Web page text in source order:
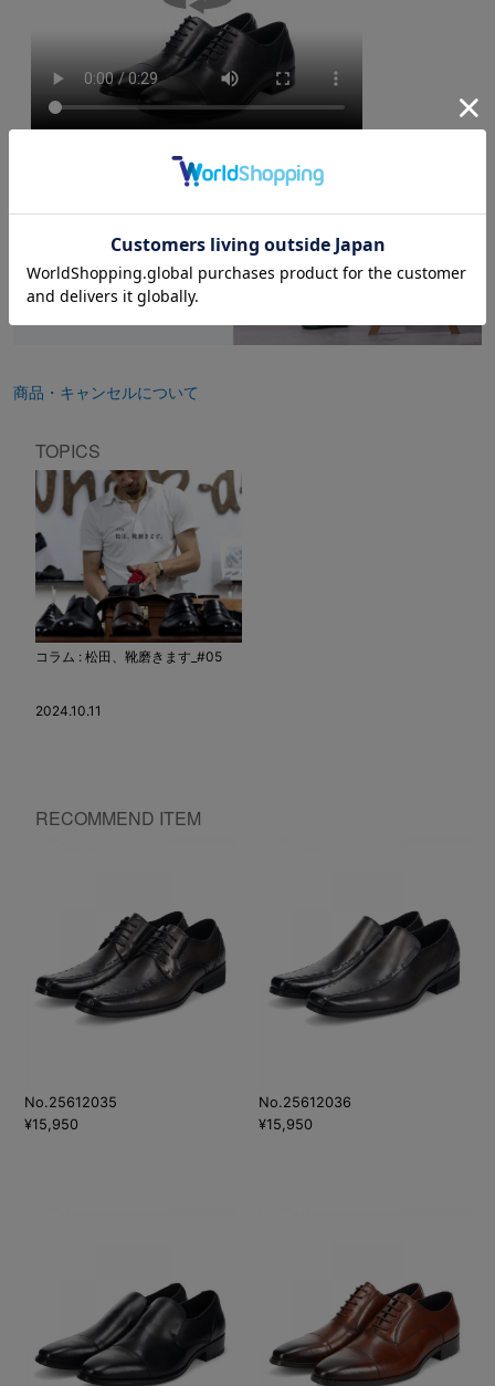
商品・キャンセルについて
TOPICS
コラム : 松田、靴磨きます_#05
2024.10.11
RECOMMEND ITEM
No.25612035
¥15,950
No.25612036
¥15,950